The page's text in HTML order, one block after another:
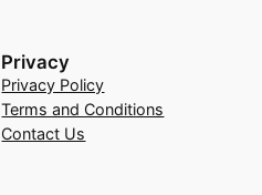
Privacy
Privacy Policy
Terms and Conditions
Contact Us